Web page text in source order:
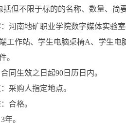
括但不限于标的的名称、数量、简
：河南地矿职业学院数字媒体实验
工作站、学生电脑桌椅A、学生
。
同生效之日起90日历日内。
采购人指定地点。
合格。
年。